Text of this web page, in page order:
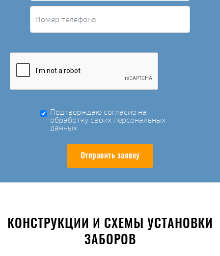
Подтверждаю согласие на
обработку своих персональных
данных
Отправить заявку
КОНСТРУКЦИИ И СХЕМЫ УСТАНОВКИ
ЗАБОРОВ